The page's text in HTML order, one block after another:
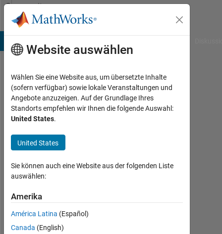
Weiter zum Inhalt
Community
Profile
Thomas
Dixon
Last
mehr
als 4
Jahre
Aktiv
seit
2019
Website auswählen
Wählen Sie eine Website aus, um übersetzte Inhalte
(sofern verfügbar) sowie lokale Veranstaltungen und
Angebote anzuzeigen. Auf der Grundlage Ihres
Standorts empfehlen wir Ihnen die folgende Auswahl:
United States.
United States
Sie können auch eine Website aus der folgenden Liste
auswählen:
Amerika
América Latina (Español)
Canada (English)